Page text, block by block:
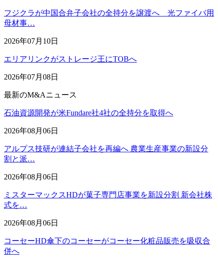
フジクラが中国合弁子会社の全持分を譲渡へ 光ファイバ用
母材事…
2026年07月10日
エリアリンクがストレージ王にTOBへ
2026年07月08日
最新のM&Aニュース
石油資源開発が米Fundare社4社の全持分を取得へ
2026年08月06日
アルプス技研が連結子会社を再編へ 農業生産事業の新設分
割と派…
2026年08月06日
ミスターマックスHDが菓子専門店事業を新設分割 新会社株
式を…
2026年08月06日
コーセーHD傘下のコーセーがコーセー化粧品販売を吸収合
併へ